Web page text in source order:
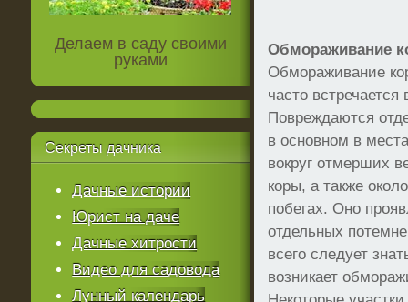
Обмораживание
Обмораживание
часто
Повреждаются
в основном в
вокруг отмерших
коры, а также
побегах. Оно
отдельных
всего следует
возникает
Делаем в саду своими
руками
Секреты дачника
Дачные истории
Юрист на даче
Дачные хитрости
Видео для садовода
Лунный календарь